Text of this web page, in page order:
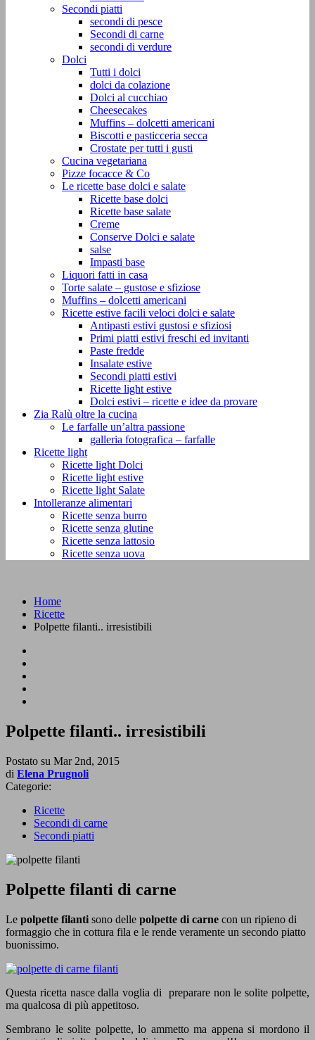
Secondi piatti
secondi di pesce
Secondi di carne
secondi di verdure
Dolci
Tutti i dolci
dolci da colazione
Dolci al cucchiao
Cheesecakes
Muffins – dolcetti americani
Biscotti e pasticceria secca
Crostate per tutti i gusti
Cucina vegetariana
Pizze focacce & Co
Le ricette base dolci e salate
Ricette base dolci
Ricette base salate
Creme
Conserve Dolci e salate
salse
Impasti base
Liquori fatti in casa
Torte salate – gustose e sfiziose
Muffins – dolcetti americani
Ricette estive facili veloci dolci e salate
Antipasti estivi gustosi e sfiziosi
Primi piatti estivi freschi ed invitanti
Paste fredde
Insalate estive
Secondi piatti estivi
Ricette light estive
Dolci estivi – ricette e idee da provare
Zia Ralù oltre la cucina
Le farfalle un’altra passione
galleria fotografica – farfalle
Ricette light
Ricette light Dolci
Ricette light estive
Ricette light Salate
Intolleranze alimentari
Ricette senza burro
Ricette senza glutine
Ricette senza lattosio
Ricette senza uova
Home
Ricette
Polpette filanti.. irresistibili
Polpette filanti.. irresistibili
Postato su Mar 2nd, 2015
di Elena Prugnoli
Categorie:
Ricette
Secondi di carne
Secondi piatti
Polpette filanti di carne
Le polpette filanti sono delle polpette di carne con un ripieno di
formaggio che in cottura fila e le rende veramente un secondo piatto
buonissimo.
Questa ricetta nasce dalla voglia di preparare non le solite polpette,
ma qualcosa di più appetitoso.
Sembrano le solite polpette, lo ammetto ma appena si mordono il